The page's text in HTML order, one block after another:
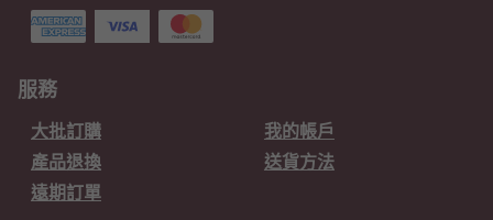
服務
大批訂購
我的帳戶
產品退換
送貨方法
遠期訂單